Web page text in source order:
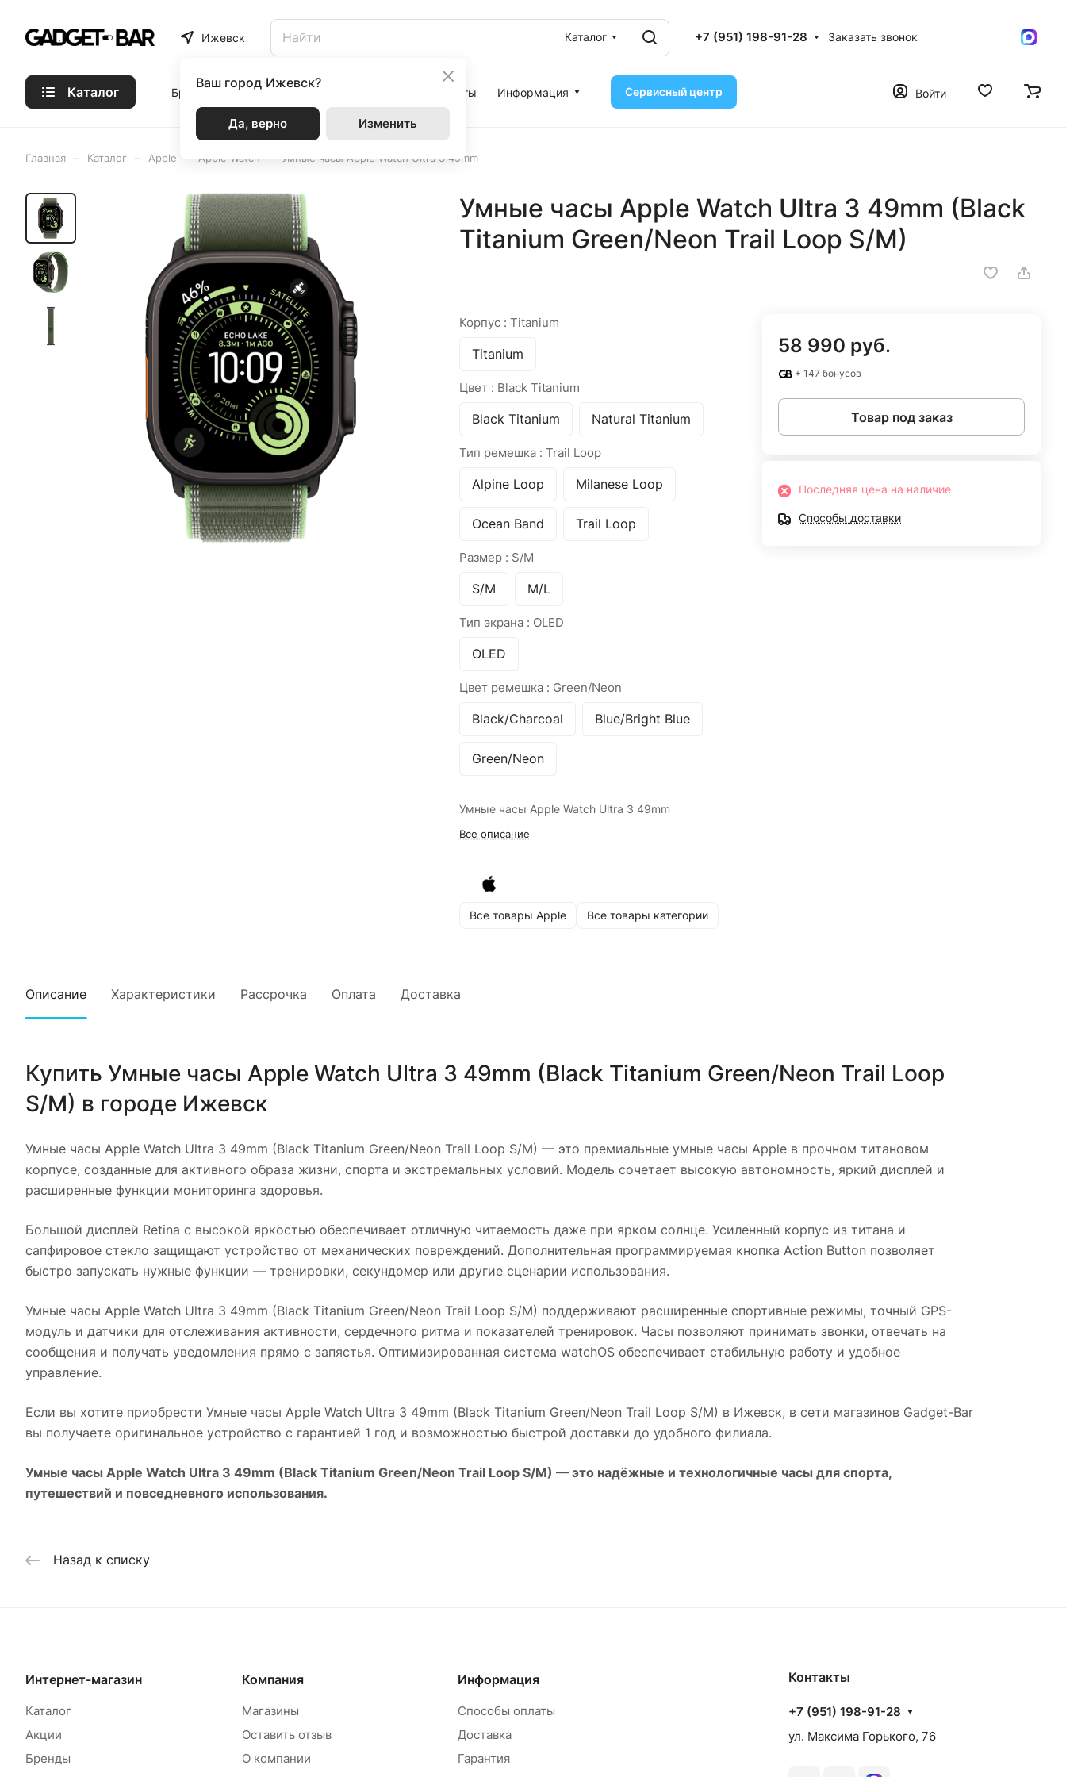
Ижевск
Ваш город Ижевск?
Да, верно Изменить
Каталог +7 (951) 198-91-28 Заказать звонок
Каталог Бренды Статьи Акции Контакты Информация Сервисный центр Войти
Главная Каталог Apple Apple Watch Умные часы Apple Watch Ultra 3 49mm
Умные часы Apple Watch Ultra 3 49mm (Black
Titanium Green/Neon Trail Loop S/M)
Корпус : Titanium
Titanium
Цвет : Black Titanium
Black Titanium Natural Titanium
Тип ремешка : Trail Loop
Alpine Loop Milanese Loop
Ocean Band Trail Loop
Размер : S/M
S/M M/L
Тип экрана : OLED
OLED
Цвет ремешка : Green/Neon
Black/Charcoal Blue/Bright Blue
Green/Neon
Умные часы Apple Watch Ultra 3 49mm
Все описание
Все товары Apple Все товары категории
58 990 руб.
+ 147 бонусов
Товар под заказ
Последняя цена на наличие
Способы доставки
Описание Характеристики Рассрочка Оплата Доставка
Купить Умные часы Apple Watch Ultra 3 49mm (Black Titanium Green/Neon Trail Loop
S/M) в городе Ижевск
Умные часы Apple Watch Ultra 3 49mm (Black Titanium Green/Neon Trail Loop S/M) — это премиальные умные часы Apple в прочном титановом
корпусе, созданные для активного образа жизни, спорта и экстремальных условий. Модель сочетает высокую автономность, яркий дисплей и
расширенные функции мониторинга здоровья.
Большой дисплей Retina с высокой яркостью обеспечивает отличную читаемость даже при ярком солнце. Усиленный корпус из титана и
сапфировое стекло защищают устройство от механических повреждений. Дополнительная программируемая кнопка Action Button позволяет
быстро запускать нужные функции — тренировки, секундомер или другие сценарии использования.
Умные часы Apple Watch Ultra 3 49mm (Black Titanium Green/Neon Trail Loop S/M) поддерживают расширенные спортивные режимы, точный GPS-
модуль и датчики для отслеживания активности, сердечного ритма и показателей тренировок. Часы позволяют принимать звонки, отвечать на
сообщения и получать уведомления прямо с запястья. Оптимизированная система watchOS обеспечивает стабильную работу и удобное
управление.
Если вы хотите приобрести Умные часы Apple Watch Ultra 3 49mm (Black Titanium Green/Neon Trail Loop S/M) в Ижевск, в сети магазинов Gadget-Bar
вы получаете оригинальное устройство с гарантией 1 год и возможностью быстрой доставки до удобного филиала.
Умные часы Apple Watch Ultra 3 49mm (Black Titanium Green/Neon Trail Loop S/M) — это надёжные и технологичные часы для спорта,
путешествий и повседневного использования.
Назад к списку
Интернет-магазин
Каталог
Акции
Бренды
Компания
Магазины
Оставить отзыв
О компании
Информация
Способы оплаты
Доставка
Гарантия
Контакты
+7 (951) 198-91-28
ул. Максима Горького, 76